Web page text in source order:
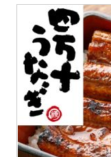
ジ
ギ
ラ
の
最